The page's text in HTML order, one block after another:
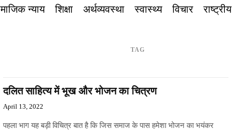
न्याय शिक्षा अर्थव्यवस्था स्वास्थ्य विचार राष्ट्रीय
TAG
दलित साहित्य में भूख और भोजन का चित्रण
April 13, 2022
पहला भाग यह बड़ी विचित्र बात है कि जिस समाज के पास हमेशा भोजन का भयंकर